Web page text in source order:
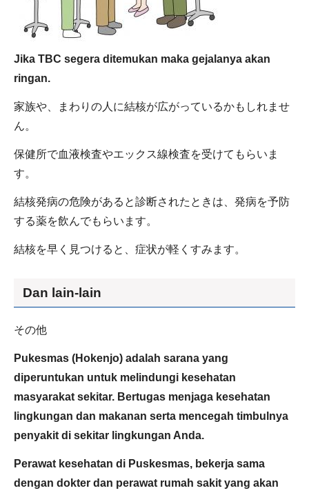
Jika TBC segera ditemukan maka gejalanya akan
ringan.
家族や、まわりの人に結核が広がっているかもしれませ
ん。
保健所で血液検査やエックス線検査を受けてもらいま
す。
結核発病の危険があると診断されたときは、発病を予防
する薬を飲んでもらいます。
結核を早く見つけると、症状が軽くすみます。
Dan lain-lain
その他
Pukesmas (Hokenjo) adalah sarana yang
diperuntukan untuk melindungi kesehatan
masyarakat sekitar. Bertugas menjaga kesehatan
lingkungan dan makanan serta mencegah timbulnya
penyakit di sekitar lingkungan Anda.
Perawat kesehatan di Puskesmas, bekerja sama
dengan dokter dan perawat rumah sakit yang akan